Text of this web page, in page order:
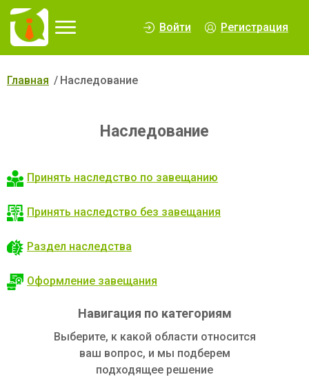
Войти Регистрация
Главная Наследование
Наследование
Принять наследство по завещанию
Принять наследство без завещания
Раздел наследства
Оформление завещания
Навигация по категориям
Выберите, к какой области относится
ваш вопрос, и мы подберем
подходящее решение